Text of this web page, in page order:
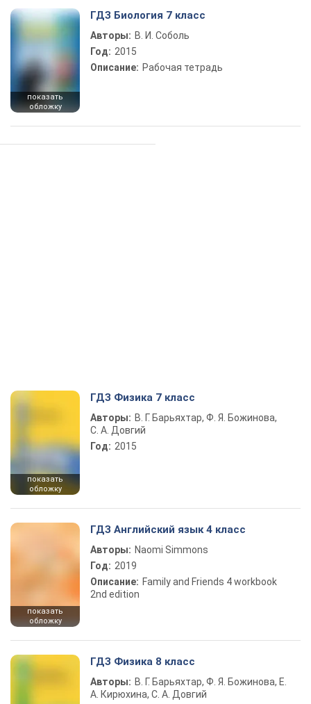
показать
обложку
ГДЗ Биология 7 класс
Авторы: В. И. Соболь
Год: 2015
Описание: Рабочая тетрадь
показать
обложку
ГДЗ Физика 7 класс
Авторы: В. Г. Барьяхтар, Ф. Я. Божинова,
С. А. Довгий
Год: 2015
показать
обложку
ГДЗ Английский язык 4 класс
Авторы: Naomi Simmons
Год: 2019
Описание: Family and Friends 4 workbook
2nd edition
ГДЗ Физика 8 класс
Авторы: В. Г. Барьяхтар, Ф. Я. Божинова, Е.
А. Кирюхина, С. А. Довгий